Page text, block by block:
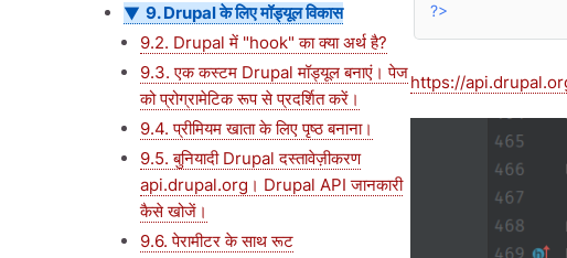
9. Drupal के लिए मॉड्यूल विकास
9.2. Drupal में "hook" का क्या अर्थ है?
9.3. एक कस्टम Drupal मॉड्यूल बनाएं। पेज
को प्रोग्रामेटिक रूप से प्रदर्शित करें।
9.4. प्रीमियम खाता के लिए पृष्ठ बनाना।
9.5. बुनियादी Drupal दस्तावेज़ीकरण
api.drupal.org। Drupal API जानकारी
कैसे खोजें।
9.6. पेरामीटर के साथ रूट
?>
https://